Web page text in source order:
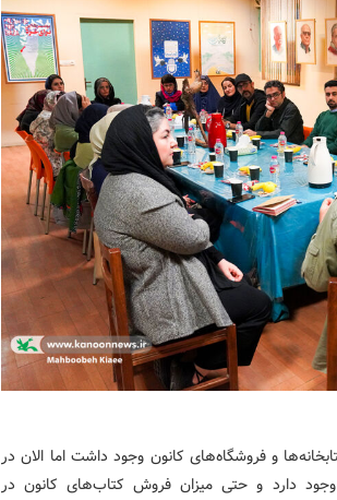
و فروشگاه‌های کانون وجود داشت اما الان در
دارد و حتی میزان فروش کتاب‌های کانون در